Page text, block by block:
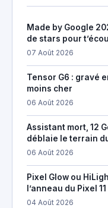
Made by Google
de stars pour
07 Août 2026
Tensor G6 : gravé
moins cher
06 Août 2026
Assistant mort, 12
déblaie le terrain du
06 Août 2026
Pixel Glow ou
l’anneau du Pixel 11
04 Août 2026